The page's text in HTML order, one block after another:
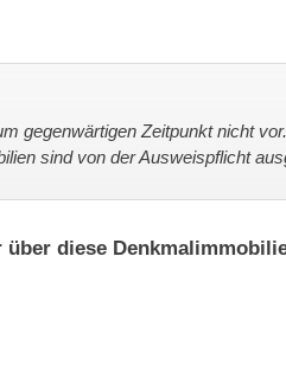
gegenwärtigen Zeitpunkt nicht vor.
sind von der Ausweispflicht
über diese